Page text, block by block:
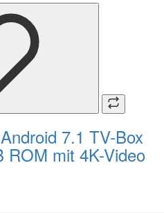
7.1 TV-Box
ROM mit 4K-Video